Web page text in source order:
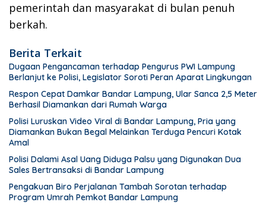
pemerintah dan masyarakat di bulan penuh
berkah.
Berita Terkait
Dugaan Pengancaman terhadap Pengurus PWI Lampung
Berlanjut ke Polisi, Legislator Soroti Peran Aparat Lingkungan
Respon Cepat Damkar Bandar Lampung, Ular Sanca 2,5 Meter
Berhasil Diamankan dari Rumah Warga
Polisi Luruskan Video Viral di Bandar Lampung, Pria yang
Diamankan Bukan Begal Melainkan Terduga Pencuri Kotak
Amal
Polisi Dalami Asal Uang Diduga Palsu yang Digunakan Dua
Sales Bertransaksi di Bandar Lampung
Pengakuan Biro Perjalanan Tambah Sorotan terhadap
Program Umrah Pemkot Bandar Lampung